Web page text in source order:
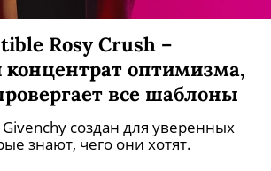
Rosy Crush –
оптимизма,
все шаблоны
создан для уверенных
знают, чего они хотят.